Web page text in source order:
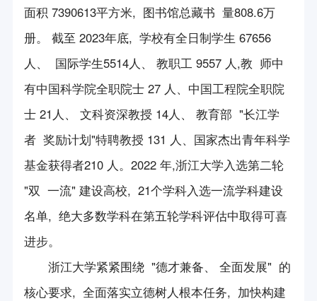
面积 7390613平方米, 图书馆总藏书 量808.6万
册。 截至 2023年底, 学校有全日制学生 67656
人、 国际学生5514人、 教职工 9557 人,教 师中
有中国科学院全职院士 27 人、中国工程院全职院
士 21人、 文科资深教授 14人、 教育部 "长江学
者 奖励计划"特聘教授 131 人、国家杰出青年科学
基金获得者210 人。2022 年,浙江大学入选第二轮
"双 一流" 建设高校, 21个学科入选一流学科建设
名单, 绝大多数学科在第五轮学科评估中取得可喜
进步。
浙江大学紧紧围绕 "德才兼备、 全面发展" 的
核心要求, 全面落实立德树人根本任务, 加快构建